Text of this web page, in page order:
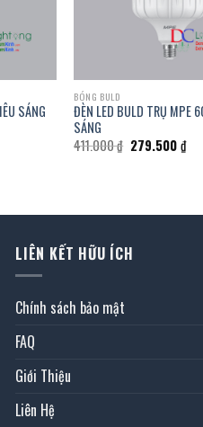
SÁNG
BÓNG BULD
ĐÈN LED BULD TRỤ MPE
SÁNG
411.000₫ Giá
gốc
279.500₫Giá
hiện
LIÊN KẾT HỮU ÍCH
Chính sách bảo mật
FAQ
Giới Thiệu
Liên Hệ